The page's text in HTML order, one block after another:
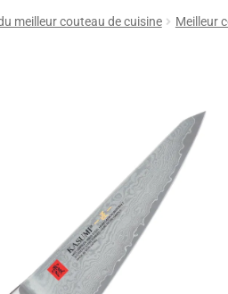
Commande Conditions Générales
meilleur couteau de cuisine Meilleur